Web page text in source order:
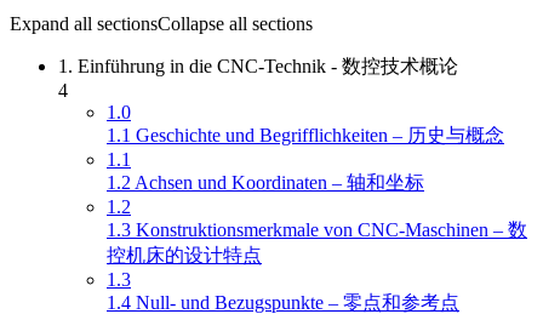
Expand all sectionsCollapse all sections
1. Einführung in die CNC-Technik - 数控技术概论
4
1.0
1.1 Geschichte und Begrifflichkeiten – 历史与概念
1.1
1.2 Achsen und Koordinaten – 轴和坐标
1.2
1.3 Konstruktionsmerkmale von CNC-Maschinen – 数
控机床的设计特点
1.3
1.4 Null- und Bezugspunkte – 零点和参考点